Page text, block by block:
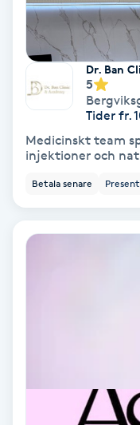
Svettbehandling
Tuina-massage
Taktil massage
Tandblekning
Tandläkare
Thaimassage
Dr. Ban
5
Tider fr.
Medicinskt team
injektioner och
Betala senare